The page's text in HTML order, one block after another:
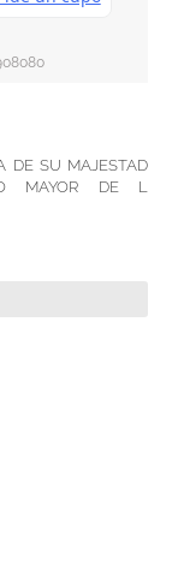
DE SU MAJESTAD
MAYOR DE L